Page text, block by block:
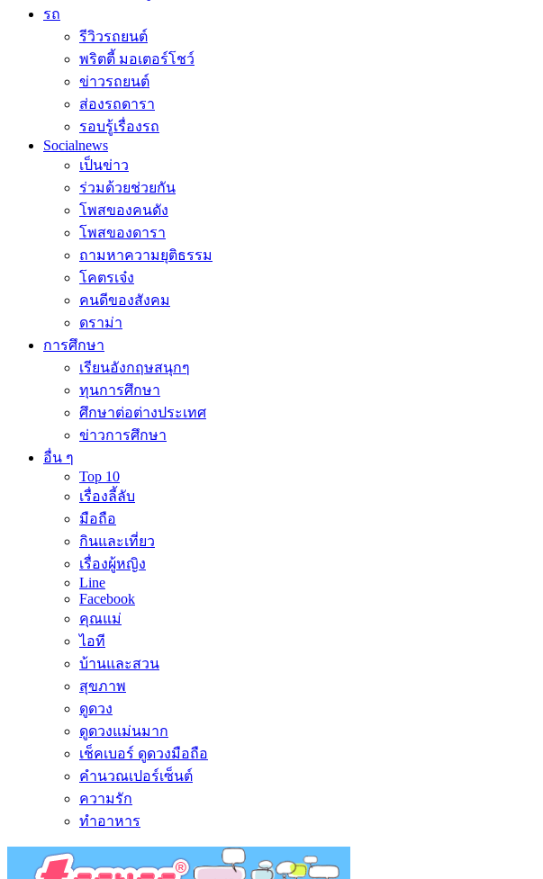
รถ
รีวิวรถยนต์
พริตตี้ มอเตอร์โชว์
ข่าวรถยนต์
ส่องรถดารา
รอบรู้เรื่องรถ
Socialnews
เป็นข่าว
ร่วมด้วยช่วยกัน
โพสของคนดัง
โพสของดารา
ถามหาความยุติธรรม
โคตรเจ๋ง
คนดีของสังคม
ดราม่า
การศึกษา
เรียนอังกฤษสนุกๆ
ทุนการศึกษา
ศึกษาต่อต่างประเทศ
ข่าวการศึกษา
อื่น ๆ
Top 10
เรื่องลี้ลับ
มือถือ
กินและเที่ยว
เรื่องผู้หญิง
Line
Facebook
คุณแม่
ไอที
บ้านและสวน
สุขภาพ
ดูดวง
ดูดวงแม่นมาก
เช็คเบอร์ ดูดวงมือถือ
คำนวณเปอร์เซ็นต์
ความรัก
ทำอาหาร